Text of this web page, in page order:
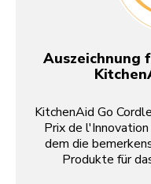
Auszeichnung
KitchenAid Go
Prix de
dem die
Produkte für